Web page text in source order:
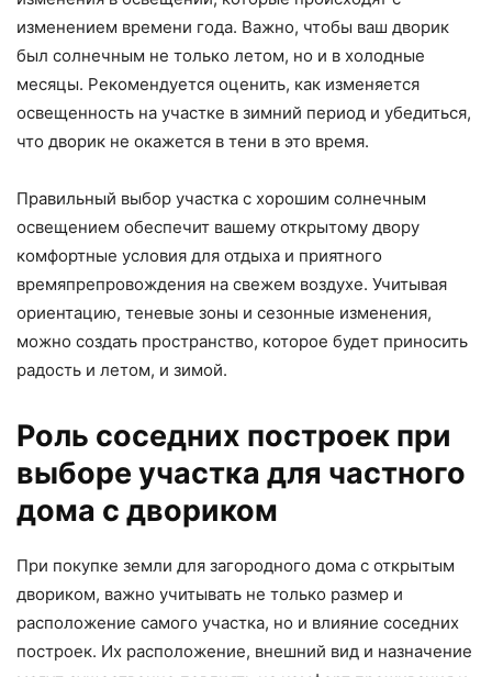
изменением времени года. Важно, чтобы ваш дворик
был солнечным не только летом, но и в холодные
месяцы. Рекомендуется оценить, как изменяется
освещенность на участке в зимний период и убедиться,
что дворик не окажется в тени в это время.
Правильный выбор участка с хорошим солнечным
освещением обеспечит вашему открытому двору
комфортные условия для отдыха и приятного
времяпрепровождения на свежем воздухе. Учитывая
ориентацию, теневые зоны и сезонные изменения,
можно создать пространство, которое будет приносить
радость и летом, и зимой.
Роль соседних построек при
выборе участка для частного
дома с двориком
При покупке земли для загородного дома с открытым
двориком, важно учитывать не только размер и
расположение самого участка, но и влияние соседних
построек. Их расположение, внешний вид и назначение